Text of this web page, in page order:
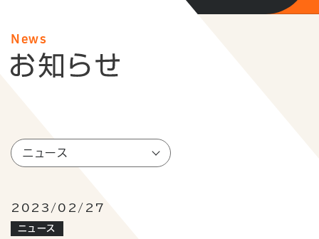
News
ニュース
2023/02/27
ニュース